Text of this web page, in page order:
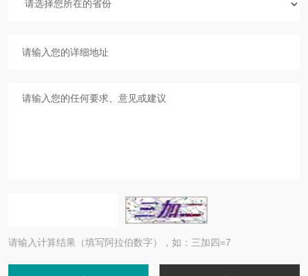
请输入计算结果（填写阿拉伯数字），如：三加四=7